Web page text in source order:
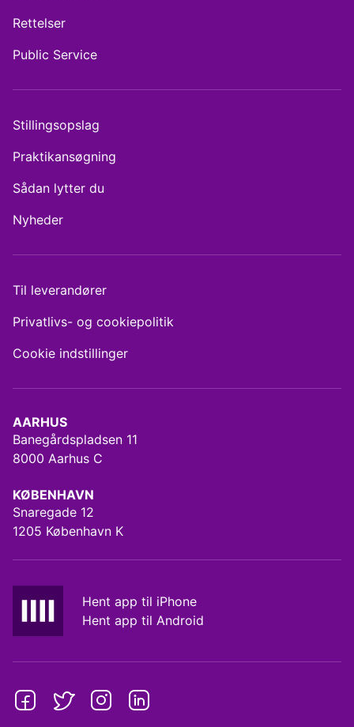
AARHUS
Banegårdspladsen 11
8000 Aarhus C
KØBENHAVN
Snaregade 12
1205 København K
Hent app til iPhone
Hent app til Android
Rettelser
Public Service
Stillingsopslag
Praktikansøgning
Sådan lytter du
Nyheder
Til leverandører
Privatlivs- og cookiepolitik
Cookie indstillinger